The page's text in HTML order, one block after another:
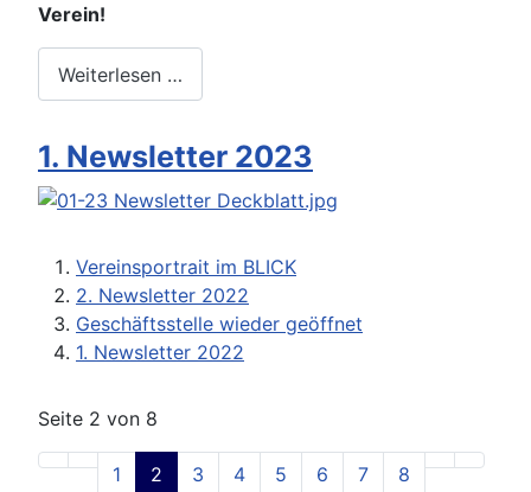
Verein!
Weiterlesen …
1. Newsletter 2023
Vereinsportrait im BLICK
2. Newsletter 2022
Geschäftsstelle wieder geöffnet
1. Newsletter 2022
Seite 2 von 8
1 2 3 4 5 6 7 8